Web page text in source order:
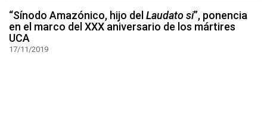
“Sínodo Amazónico, hijo del Laudato si”, ponencia
en el marco del XXX aniversario de los mártires
UCA
17/11/2019